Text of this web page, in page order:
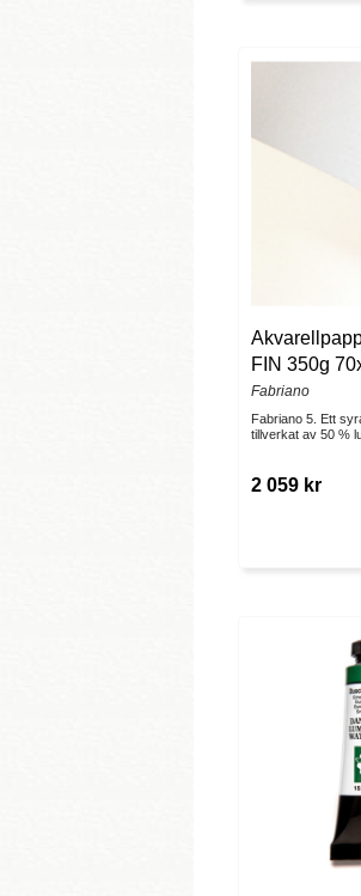
FIN 350g
Fabriano
Fabriano 5. Ett
tillverkat av 50 %
2 059 kr